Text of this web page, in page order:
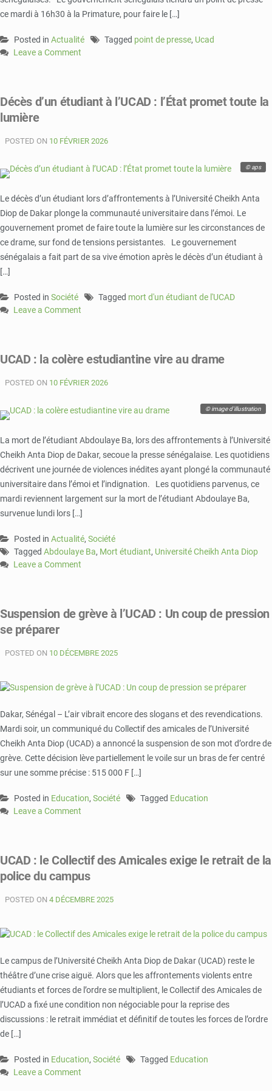
ce mardi à 16h30 à la Primature, pour faire le […]
Posted in Actualité Tagged point de presse, Ucad
Leave a Comment
le
gouvernement
annonce
point
presse
la
mort
d’un
étudiant
Décès d’un étudiant à l’UCAD : l’État promet toute la
lumière
POSTED ON 10 FÉVRIER 2026
© aps
Le décès d’un étudiant lors d’affrontements à l’Université Cheikh Anta
Diop de Dakar plonge la communauté universitaire dans l’émoi. Le
gouvernement promet de faire toute la lumière sur les circonstances de
ce drame, sur fond de tensions persistantes. Le gouvernement
sénégalais a fait part de sa vive émotion après le décès d’un étudiant à
[…]
Posted in Société Tagged mort d'un étudiant de l'UCAD
Leave a Comment
étudiant
l’UCAD
l’État
toute
la
UCAD : la colère estudiantine vire au drame
POSTED ON 10 FÉVRIER 2026
© image d'illustration
La mort de l’étudiant Abdoulaye Ba, lors des affrontements à l’Université
Cheikh Anta Diop de Dakar, secoue la presse sénégalaise. Les quotidiens
décrivent une journée de violences inédites ayant plongé la communauté
universitaire dans l’émoi et l’indignation. Les quotidiens parvenus, ce
mardi reviennent largement sur la mort de l’étudiant Abdoulaye Ba,
survenue lundi lors […]
Posted in Actualité, Société
Tagged Abdoulaye Ba, Mort étudiant, Université Cheikh Anta Diop
Leave a Comment
la
colère
vire
Suspension de grève à l’UCAD : Un coup de pression
se préparer
POSTED ON 10 DÉCEMBRE 2025
Dakar, Sénégal – L’air vibrait encore des slogans et des revendications.
Mardi soir, un communiqué du Collectif des amicales de l’Université
Cheikh Anta Diop (UCAD) a annoncé la suspension de son mot d’ordre de
grève. Cette décision lève partiellement le voile sur un bras de fer centré
sur une somme précise : 515 000 F […]
Posted in Education, Société Tagged Education
Leave a Comment
grève
à
:
de
se
préparer
UCAD : le Collectif des Amicales exige le retrait de la
police du campus
POSTED ON 4 DÉCEMBRE 2025
Le campus de l’Université Cheikh Anta Diop de Dakar (UCAD) reste le
théâtre d’une crise aiguë. Alors que les affrontements violents entre
étudiants et forces de l’ordre se multiplient, le Collectif des Amicales de
l’UCAD a fixé une condition non négociable pour la reprise des
discussions : le retrait immédiat et définitif de toutes les forces de l’ordre
de […]
Posted in Education, Société Tagged Education
Leave a Comment